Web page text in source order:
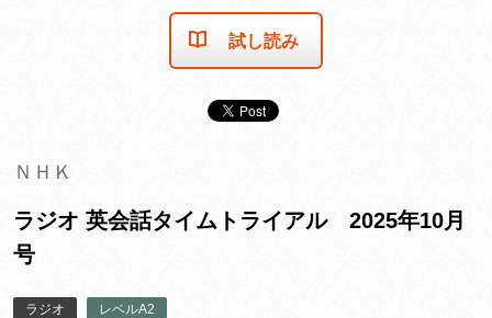
試し読み
ＮＨＫ
ラジオ 英会話タイムトライアル 2025年10月
号
ラジオ レベルA2